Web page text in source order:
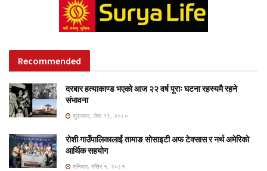
Recommended
दरबार हत्याकाण्ड भएको आज २२ वर्ष पूराः घटना रहस्यमै रहने
संभावना
शुक्रबार, जेष्ठ १९, २०८०
रोशी गाउँपालिकालार्ई तामाङ सोसाइटी अफ टेक्सास र नर्थ अमेरिको
आर्थिक सहयोग
शनिबार, मंसिर १, २०८१